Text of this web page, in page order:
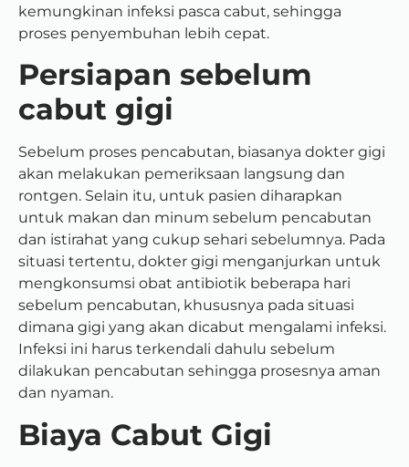
kemungkinan infeksi pasca cabut, sehingga
proses penyembuhan lebih cepat.
Persiapan sebelum
cabut gigi
Sebelum proses pencabutan, biasanya dokter gigi
akan melakukan pemeriksaan langsung dan
rontgen. Selain itu, untuk pasien diharapkan
untuk makan dan minum sebelum pencabutan
dan istirahat yang cukup sehari sebelumnya. Pada
situasi tertentu, dokter gigi menganjurkan untuk
mengkonsumsi obat antibiotik beberapa hari
sebelum pencabutan, khususnya pada situasi
dimana gigi yang akan dicabut mengalami infeksi.
Infeksi ini harus terkendali dahulu sebelum
dilakukan pencabutan sehingga prosesnya aman
dan nyaman.
Biaya Cabut Gigi